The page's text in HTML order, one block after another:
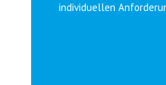
individuellen